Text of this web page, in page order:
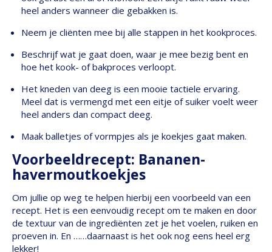
heel anders wanneer die gebakken is.
Neem je cliënten mee bij alle stappen in het kookproces.
Beschrijf wat je gaat doen, waar je mee bezig bent en
hoe het kook- of bakproces verloopt.
Het kneden van deeg is een mooie tactiele ervaring.
Meel dat is vermengd met een eitje of suiker voelt weer
heel anders dan compact deeg.
Maak balletjes of vormpjes als je koekjes gaat maken.
Voorbeeldrecept: Bananen-
havermoutkoekjes
Om jullie op weg te helpen hierbij een voorbeeld van een
recept. Het is een eenvoudig recept om te maken en door
de textuur van de ingrediënten zet je het voelen, ruiken en
proeven in. En ……daarnaast is het ook nog eens heel erg
lekker!